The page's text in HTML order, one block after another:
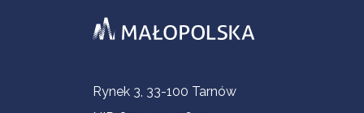
Informacje kontaktowe
Rynek 3, 33-100 Tarnów